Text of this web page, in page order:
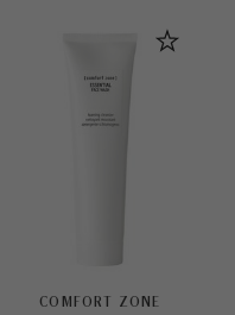
COMFORT ZONE